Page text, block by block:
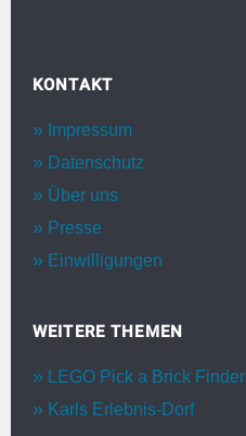
KONTAKT
Impressum
Datenschutz
Über uns
Presse
Einwilligungen
WEITERE THEMEN
LEGO Pick a Brick Finder
Karls Erlebnis-Dorf